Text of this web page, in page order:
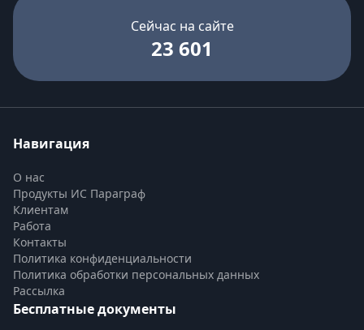
Сейчас на сайте
23 601
Навигация
О нас
Продукты ИС Параграф
Клиентам
Работа
Контакты
Политика конфиденциальности
Политика обработки персональных данных
Рассылка
Бесплатные документы